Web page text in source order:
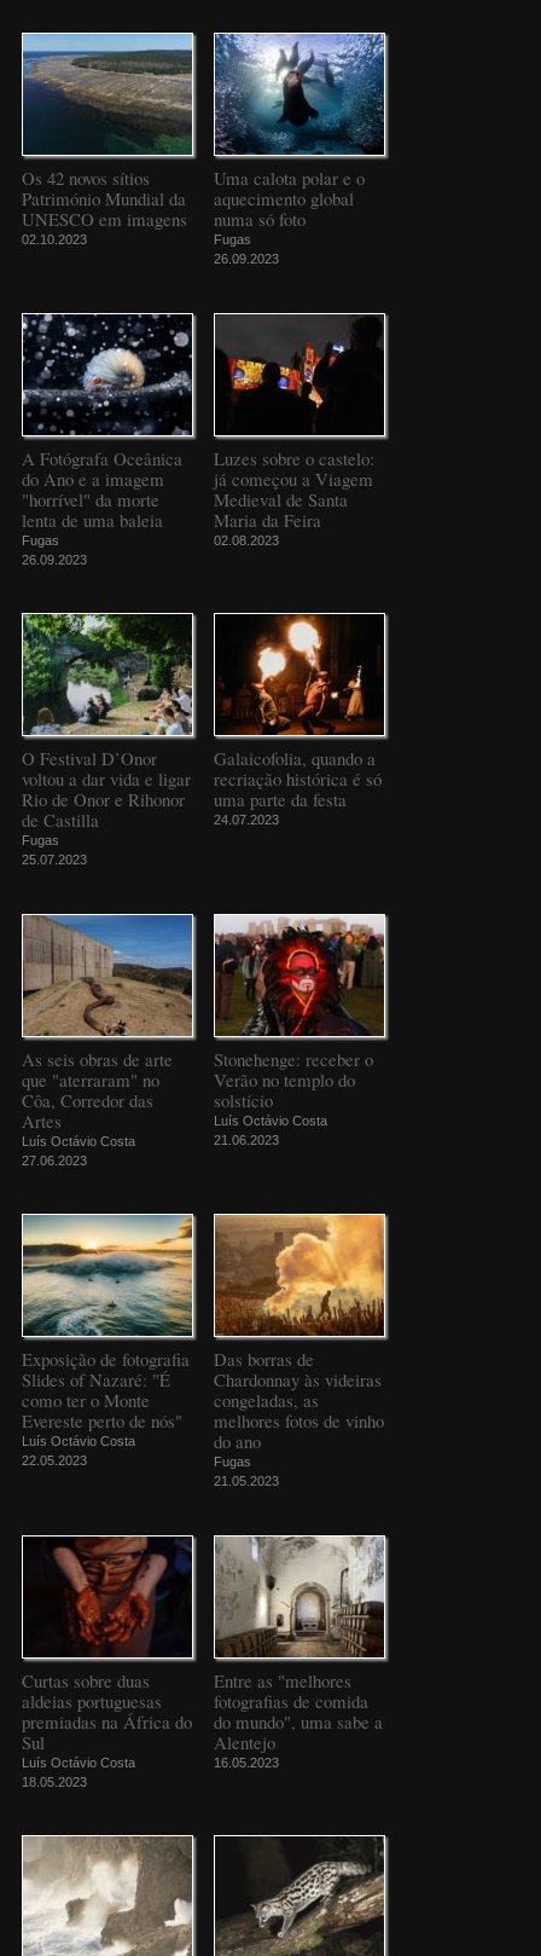
Os 42 novos sítios
Património Mundial da
UNESCO em imagens
02.10.2023
Uma calota polar e o
aquecimento global
numa só foto
Fugas
26.09.2023
A Fotógrafa Oceânica
do Ano e a imagem
"horrível" da morte
lenta de uma baleia
Fugas
26.09.2023
Luzes sobre o castelo:
já começou a Viagem
Medieval de Santa
Maria da Feira
02.08.2023
O Festival D’Onor
voltou a dar vida e ligar
Rio de Onor e Rihonor
de Castilla
Fugas
25.07.2023
Galaicofolia, quando a
recriação histórica é só
uma parte da festa
24.07.2023
As seis obras de arte
que "aterraram" no
Côa, Corredor das
Artes
Luís Octávio Costa
27.06.2023
Stonehenge: receber o
Verão no templo do
solstício
Luís Octávio Costa
21.06.2023
Exposição de fotografia
Slides of Nazaré: "É
como ter o Monte
Evereste perto de nós"
Luís Octávio Costa
22.05.2023
Das borras de
Chardonnay às videiras
congeladas, as
melhores fotos de vinho
do ano
Fugas
21.05.2023
Curtas sobre duas
aldeias portuguesas
premiadas na África do
Sul
Luís Octávio Costa
18.05.2023
Entre as "melhores
fotografias de comida
do mundo", uma sabe a
Alentejo
16.05.2023